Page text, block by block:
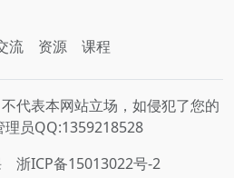
流 资源 课程
代表本网站立场，如侵犯了您的
理员QQ:1359218528
浙ICP备15013022号-2